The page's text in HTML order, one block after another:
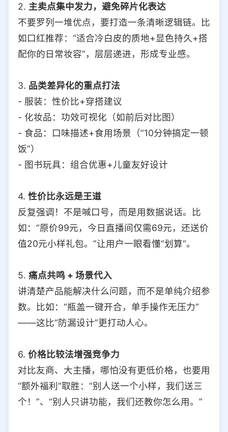
2. 主卖点集中发力，避免碎片化表达
不要罗列一堆优点，要打造一条清晰逻辑链。比
如口红推荐：“适合冷白皮的质地+显色持久+搭
配你的日常妆容”，层层递进，形成专业感。
3. 品类差异化的重点打法
- 服装：性价比+穿搭建议
- 化妆品：功效可视化（如前后对比图）
- 食品：口味描述+食用场景（“10分钟搞定一顿
饭”）
- 图书玩具：组合优惠+儿童友好设计
4. 性价比永远是王道
反复强调！不是喊口号，而是用数据说话。比
如：“原价99元，今日直播间仅需69元，还送价
值20元小样礼包。”让用户一眼看懂“划算”。
5. 痛点共鸣 + 场景代入
讲清楚产品能解决什么问题，而不是单纯介绍参
数。比如：“瓶盖一键开合，单手操作无压力”
——这比“防漏设计”更打动人心。
6. 价格比较法增强竞争力
对比友商、大主播，哪怕没有更低价格，也要用
“额外福利”取胜：“别人送一个小样，我们送三
个！”、“别人只讲功能，我们还教你怎么用。”